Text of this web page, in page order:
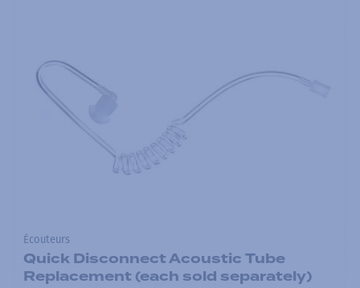
Écouteurs
Quick Disconnect Acoustic Tube
Replacement (each sold separately)